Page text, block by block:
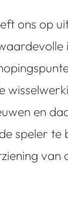
ons op
en
speler te
van